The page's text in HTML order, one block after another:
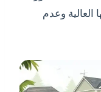
العالية وعدم